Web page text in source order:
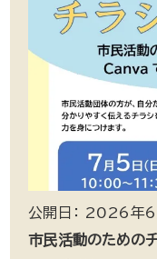
公開日： 2026年6
市民活動のための